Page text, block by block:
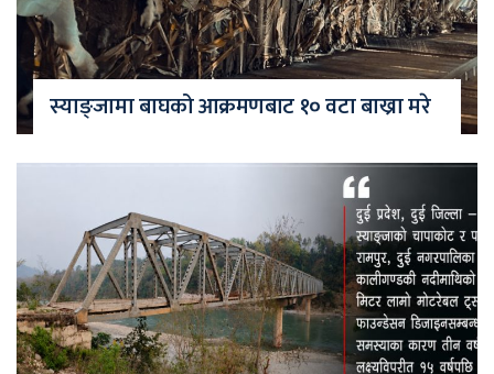
स्याङ्जामा बाघको आक्रमणबाट १० वटा बाख्रा मरे